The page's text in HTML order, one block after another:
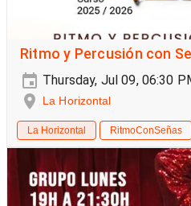
Ritmo y Percusión con
Thursday, Jul 09, 06:30
La Horizontal
La Horizontal RitmoConSeñas